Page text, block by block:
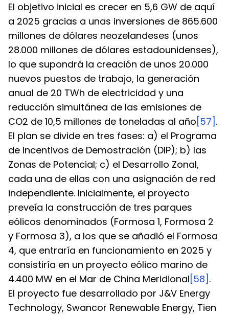
El objetivo inicial es crecer en 5,6 GW de aquí
a 2025 gracias a unas inversiones de 865.600
millones de dólares neozelandeses (unos
28.000 millones de dólares estadounidenses),
lo que supondrá la creación de unos 20.000
nuevos puestos de trabajo, la generación
anual de 20 TWh de electricidad y una
reducción simultánea de las emisiones de
CO2 de 10,5 millones de toneladas al año [57] .
El plan se divide en tres fases: a) el Programa
de Incentivos de Demostración (DIP); b) las
Zonas de Potencial; c) el Desarrollo Zonal,
cada una de ellas con una asignación de red
independiente. Inicialmente, el proyecto
preveía la construcción de tres parques
eólicos denominados (Formosa 1, Formosa 2
y Formosa 3), a los que se añadió el Formosa
4, que entraría en funcionamiento en 2025 y
consistiría en un proyecto eólico marino de
4.400 MW en el Mar de China Meridional [58] .
El proyecto fue desarrollado por J&V Energy
Technology, Swancor Renewable Energy, Tien